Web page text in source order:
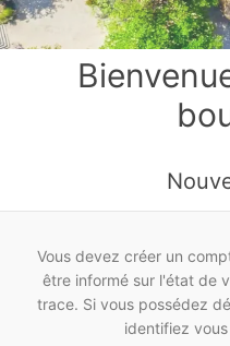
Vous devez créer un
être informé sur l'état de
trace. Si vous possédez
identifiez